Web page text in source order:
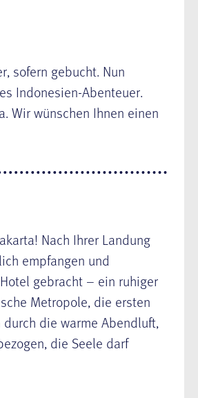
sofern gebucht. Nun
Indonesien-Abenteuer.
Wir wünschen Ihnen einen
Nach Ihrer Landung
empfangen und
gebracht – ein ruhiger
Metropole, die ersten
die warme Abendluft,
die Seele darf